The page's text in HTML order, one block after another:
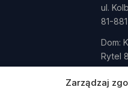
Zarządzaj
ul.
81-
Dom:
Rytel
gmina